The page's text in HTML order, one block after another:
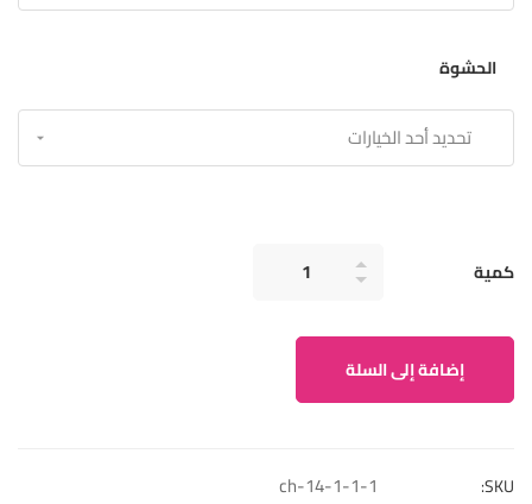
الحشوة
كمية
إضافة إلى السلة
SKU:
ch-14-1-1-1